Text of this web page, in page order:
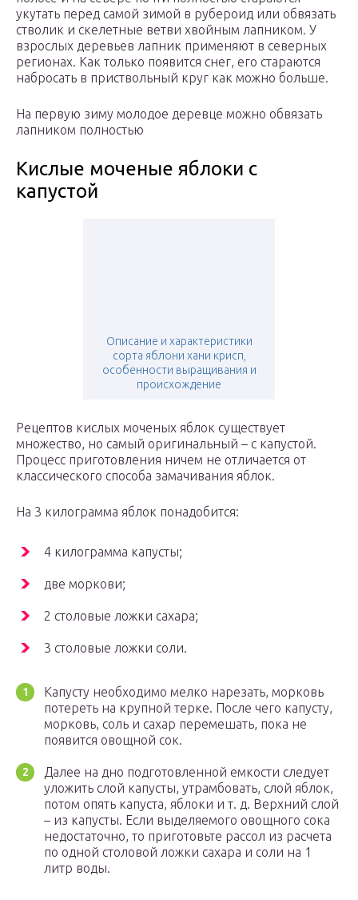
укутать перед самой зимой в рубероид или обвязать
стволик и скелетные ветви хвойным лапником. У
взрослых деревьев лапник применяют в северных
регионах. Как только появится снег, его стараются
набросать в приствольный круг как можно больше.
На первую зиму молодое деревце можно обвязать
лапником полностью
Кислые моченые яблоки с
капустой
Описание и характеристики
сорта яблони хани крисп,
особенности выращивания и
происхождение
Рецептов кислых моченых яблок существует
множество, но самый оригинальный – с капустой.
Процесс приготовления ничем не отличается от
классического способа замачивания яблок.
На 3 килограмма яблок понадобится:
4 килограмма капусты;
две моркови;
2 столовые ложки сахара;
3 столовые ложки соли.
Капусту необходимо мелко нарезать, морковь
потереть на крупной терке. После чего капусту,
морковь, соль и сахар перемешать, пока не
появится овощной сок.
Далее на дно подготовленной емкости следует
уложить слой капусты, утрамбовать, слой яблок,
потом опять капуста, яблоки и т. д. Верхний слой
– из капусты. Если выделяемого овощного сока
недостаточно, то приготовьте рассол из расчета
по одной столовой ложки сахара и соли на 1
литр воды.